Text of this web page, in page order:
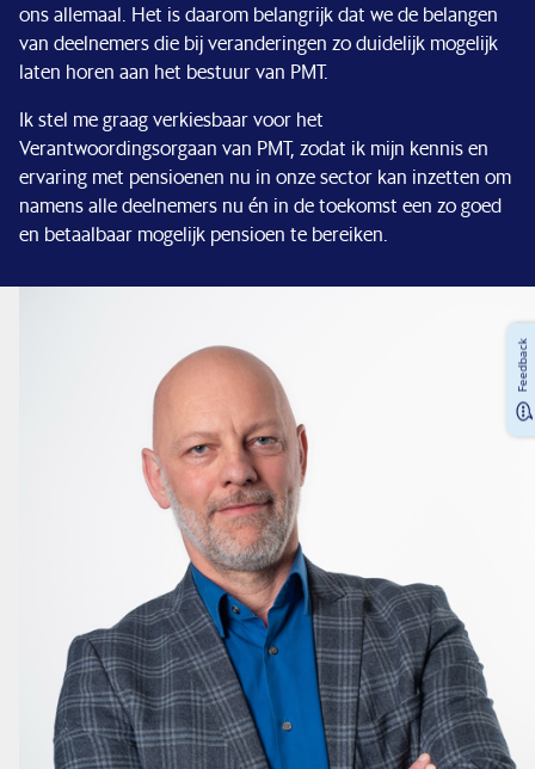
ons allemaal. Het is daarom belangrijk dat we de belangen
van deelnemers die bij veranderingen zo duidelijk mogelijk
laten horen aan het bestuur van PMT.
Ik stel me graag verkiesbaar voor het
Verantwoordingsorgaan van PMT, zodat ik mijn kennis en
ervaring met pensioenen nu in onze sector kan inzetten om
namens alle deelnemers nu én in de toekomst een zo goed
en betaalbaar mogelijk pensioen te bereiken.
Feedback